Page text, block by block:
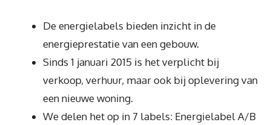
De energielabels bieden inzicht in de
energieprestatie van een gebouw.
Sinds 1 januari 2015 is het verplicht bij
verkoop, verhuur, maar ook bij oplevering van
een nieuwe woning.
We delen het op in 7 labels: Energielabel A/B